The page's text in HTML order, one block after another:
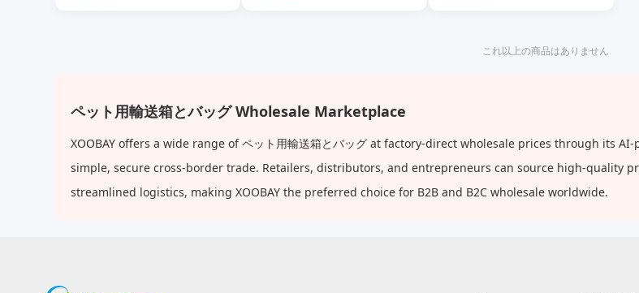
これ以上の商品はありません
ペット用輸送箱とバッグ Wholesale Marketplace
XOOBAY offers a wide range of ペット用輸送箱とバッグ at factory-direct wholesale prices through its
simple, secure cross-border trade. Retailers, distributors, and entrepreneurs can source high-quality
streamlined logistics, making XOOBAY the preferred choice for B2B and B2C wholesale worldwide.